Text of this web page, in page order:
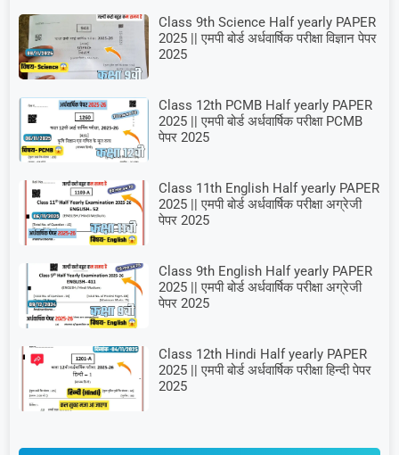
Class 9th Science Half yearly PAPER
2025 || एमपी बोर्ड अर्धवार्षिक परीक्षा विज्ञान पेपर
2025
Class 12th PCMB Half yearly PAPER
2025 || एमपी बोर्ड अर्धवार्षिक परीक्षा PCMB
पेपर 2025
Class 11th English Half yearly PAPER
2025 || एमपी बोर्ड अर्धवार्षिक परीक्षा अग्रेजी
पेपर 2025
Class 9th English Half yearly PAPER
2025 || एमपी बोर्ड अर्धवार्षिक परीक्षा अग्रेजी
पेपर 2025
Class 12th Hindi Half yearly PAPER
2025 || एमपी बोर्ड अर्धवार्षिक परीक्षा हिन्दी पेपर
2025